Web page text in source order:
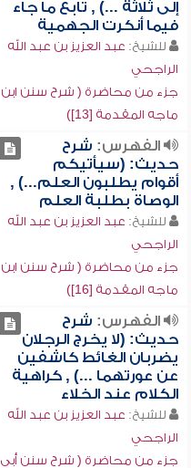
إلى ثلاثة ...) , تابع ما جاء
فيما أنكرت الجهمية
للشيخ: عبد العزيز بن عبد الله
الراجحي
جزء من محاضرة ( شرح سنن ابن
ماجه المقدمة [13])
الفهرس: شرح
حديث: (سيأتيكم
أقوام يطلبون العلم...) ,
الوصاة بطلبة العلم
للشيخ: عبد العزيز بن عبد الله
الراجحي
جزء من محاضرة ( شرح سنن ابن
ماجه المقدمة [16])
الفهرس: شرح
حديث: (لا يخرج الرجلان
يضربان الغائط كاشفين
عن عورتهما ...) , كراهية
الكلام عند الخلاء
للشيخ: عبد العزيز بن عبد الله
الراجحي
جزء من محاضرة ( شرح سنن أبي